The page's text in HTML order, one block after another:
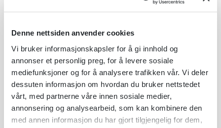
Denne nettsiden anvender cookies
Vi bruker informasjonskapsler for å gi innhold og
annonser et personlig preg, for å levere sosiale
mediefunksjoner og for å analysere trafikken vår. Vi deler
dessuten informasjon om hvordan du bruker nettstedet
vårt, med partnerne våre innen sosiale medier,
annonsering og analysearbeid, som kan kombinere den
med annen informasjon du har gjort tilgjengelig for dem,
A
Legg til som favoritt
Fri frakt på nettordrer over kr 2 500!
Kvantumsrabatt mange av våre produkter
Ordre som haster kan sendes innad 1-2 virkedager mot tillegg
Garantert trygg betaling